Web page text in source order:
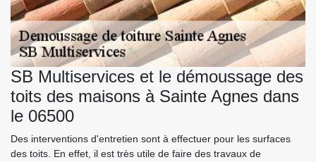
SB Multiservices et le démoussage des
toits des maisons à Sainte Agnes dans
le 06500
Des interventions d'entretien sont à effectuer pour les surfaces
des toits. En effet, il est très utile de faire des travaux de